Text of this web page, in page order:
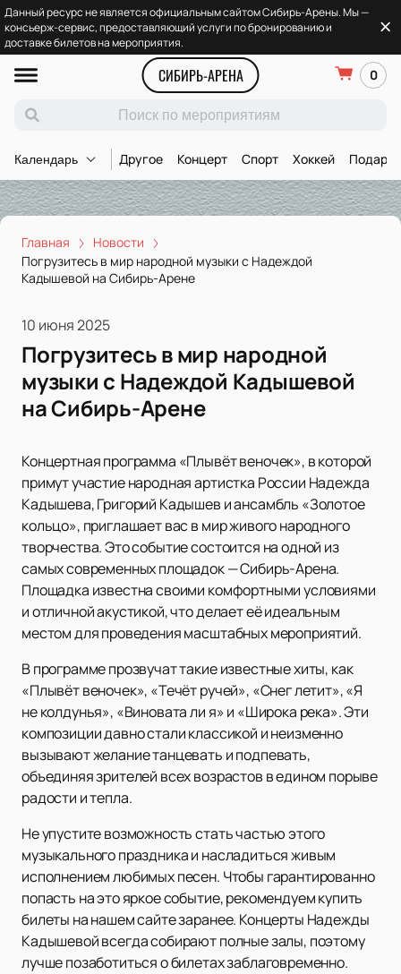
Данный ресурс не является официальным сайтом Сибирь-Арены. Мы —
консьерж-сервис, предоставляющий услуги по бронированию и
доставке билетов на мероприятия.
СИБИРЬ-АРЕНА 0
Календарь Другое Концерт Спорт Хоккей
Главная
Новости
Погрузитесь в мир народной музыки с Надеждой
Кадышевой на Сибирь-Арене
10 июня 2025
Погрузитесь в мир народной
музыки с Надеждой Кадышевой
на Сибирь-Арене
Концертная программа «Плывёт веночек», в которой
примут участие народная артистка России Надежда
Кадышева, Григорий Кадышев и ансамбль «Золотое
кольцо», приглашает вас в мир живого народного
творчества. Это событие состоится на одной из
самых современных площадок — Сибирь-Арена.
Площадка известна своими комфортными условиями
и отличной акустикой, что делает её идеальным
местом для проведения масштабных мероприятий.
В программе прозвучат такие известные хиты, как
«Плывёт веночек», «Течёт ручей», «Снег летит», «Я
не колдунья», «Виновата ли я» и «Широка река». Эти
композиции давно стали классикой и неизменно
вызывают желание танцевать и подпевать,
объединяя зрителей всех возрастов в едином порыве
радости и тепла.
Не упустите возможность стать частью этого
музыкального праздника и насладиться живым
исполнением любимых песен. Чтобы гарантированно
попасть на это яркое событие, рекомендуем купить
билеты на нашем сайте заранее. Концерты Надежды
Кадышевой всегда собирают полные залы, поэтому
лучше позаботиться о билетах заблаговременно.